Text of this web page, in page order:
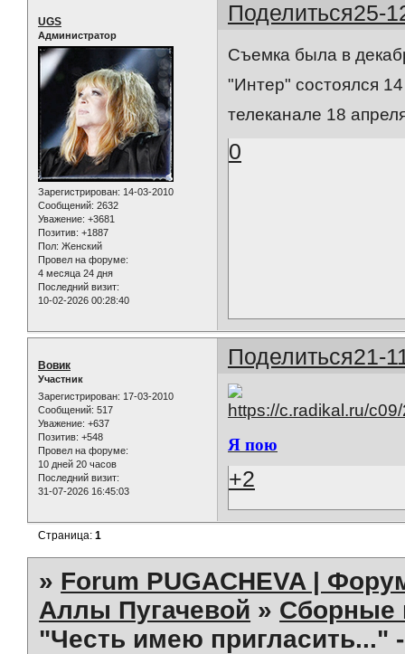
Поделиться25-
UGS
Администратор
Зарегистрирован: 14-03-2010
Сообщений: 2632
Уважение: +3681
Позитив: +1887
Пол: Женский
Провел на форуме:
4 месяца 24 дня
Последний визит:
10-02-2026 00:28:40
Съемка была в
"Интер" состоялся
телеканале 18
0
Поделиться21-
Вовик
Участник
Зарегистрирован: 17-03-2010
Сообщений: 517
Уважение: +637
Позитив: +548
Провел на форуме:
10 дней 20 часов
Последний визит:
31-07-2026 16:45:03
Я пою
+2
Страница:1
» Forum PUGACHEVA |
Аллы Пугачевой » Сборные
"Честь имею пригласить..."